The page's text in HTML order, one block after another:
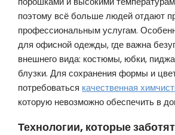
поэтому всё больше людей отдают
профессиональным услугам.
для офисной одежды, где важна
внешнего вида: костюмы, юбки,
блузки. Для сохранения формы и
потребоваться качественная
которую невозможно обеспечить в
Технологии, которые